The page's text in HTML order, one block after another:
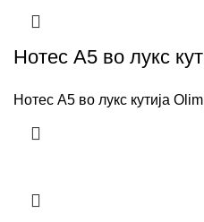
Нотес A5 во лукс
Нотес A5 во лукс кутија